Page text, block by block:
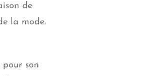
de
la mode.
pour son